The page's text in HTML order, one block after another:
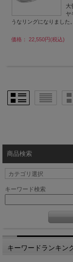
大
ヤ
うなリングになりました。
価格： 22,550円(税込)
商品検索
キーワード検索
キーワードランキン